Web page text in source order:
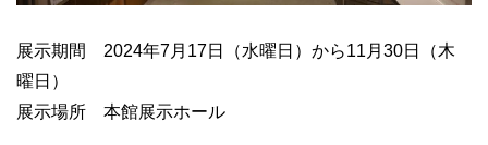
展示期間 2024年7月17日（水曜日）から11月30日（木
曜日）
展示場所 本館展示ホール